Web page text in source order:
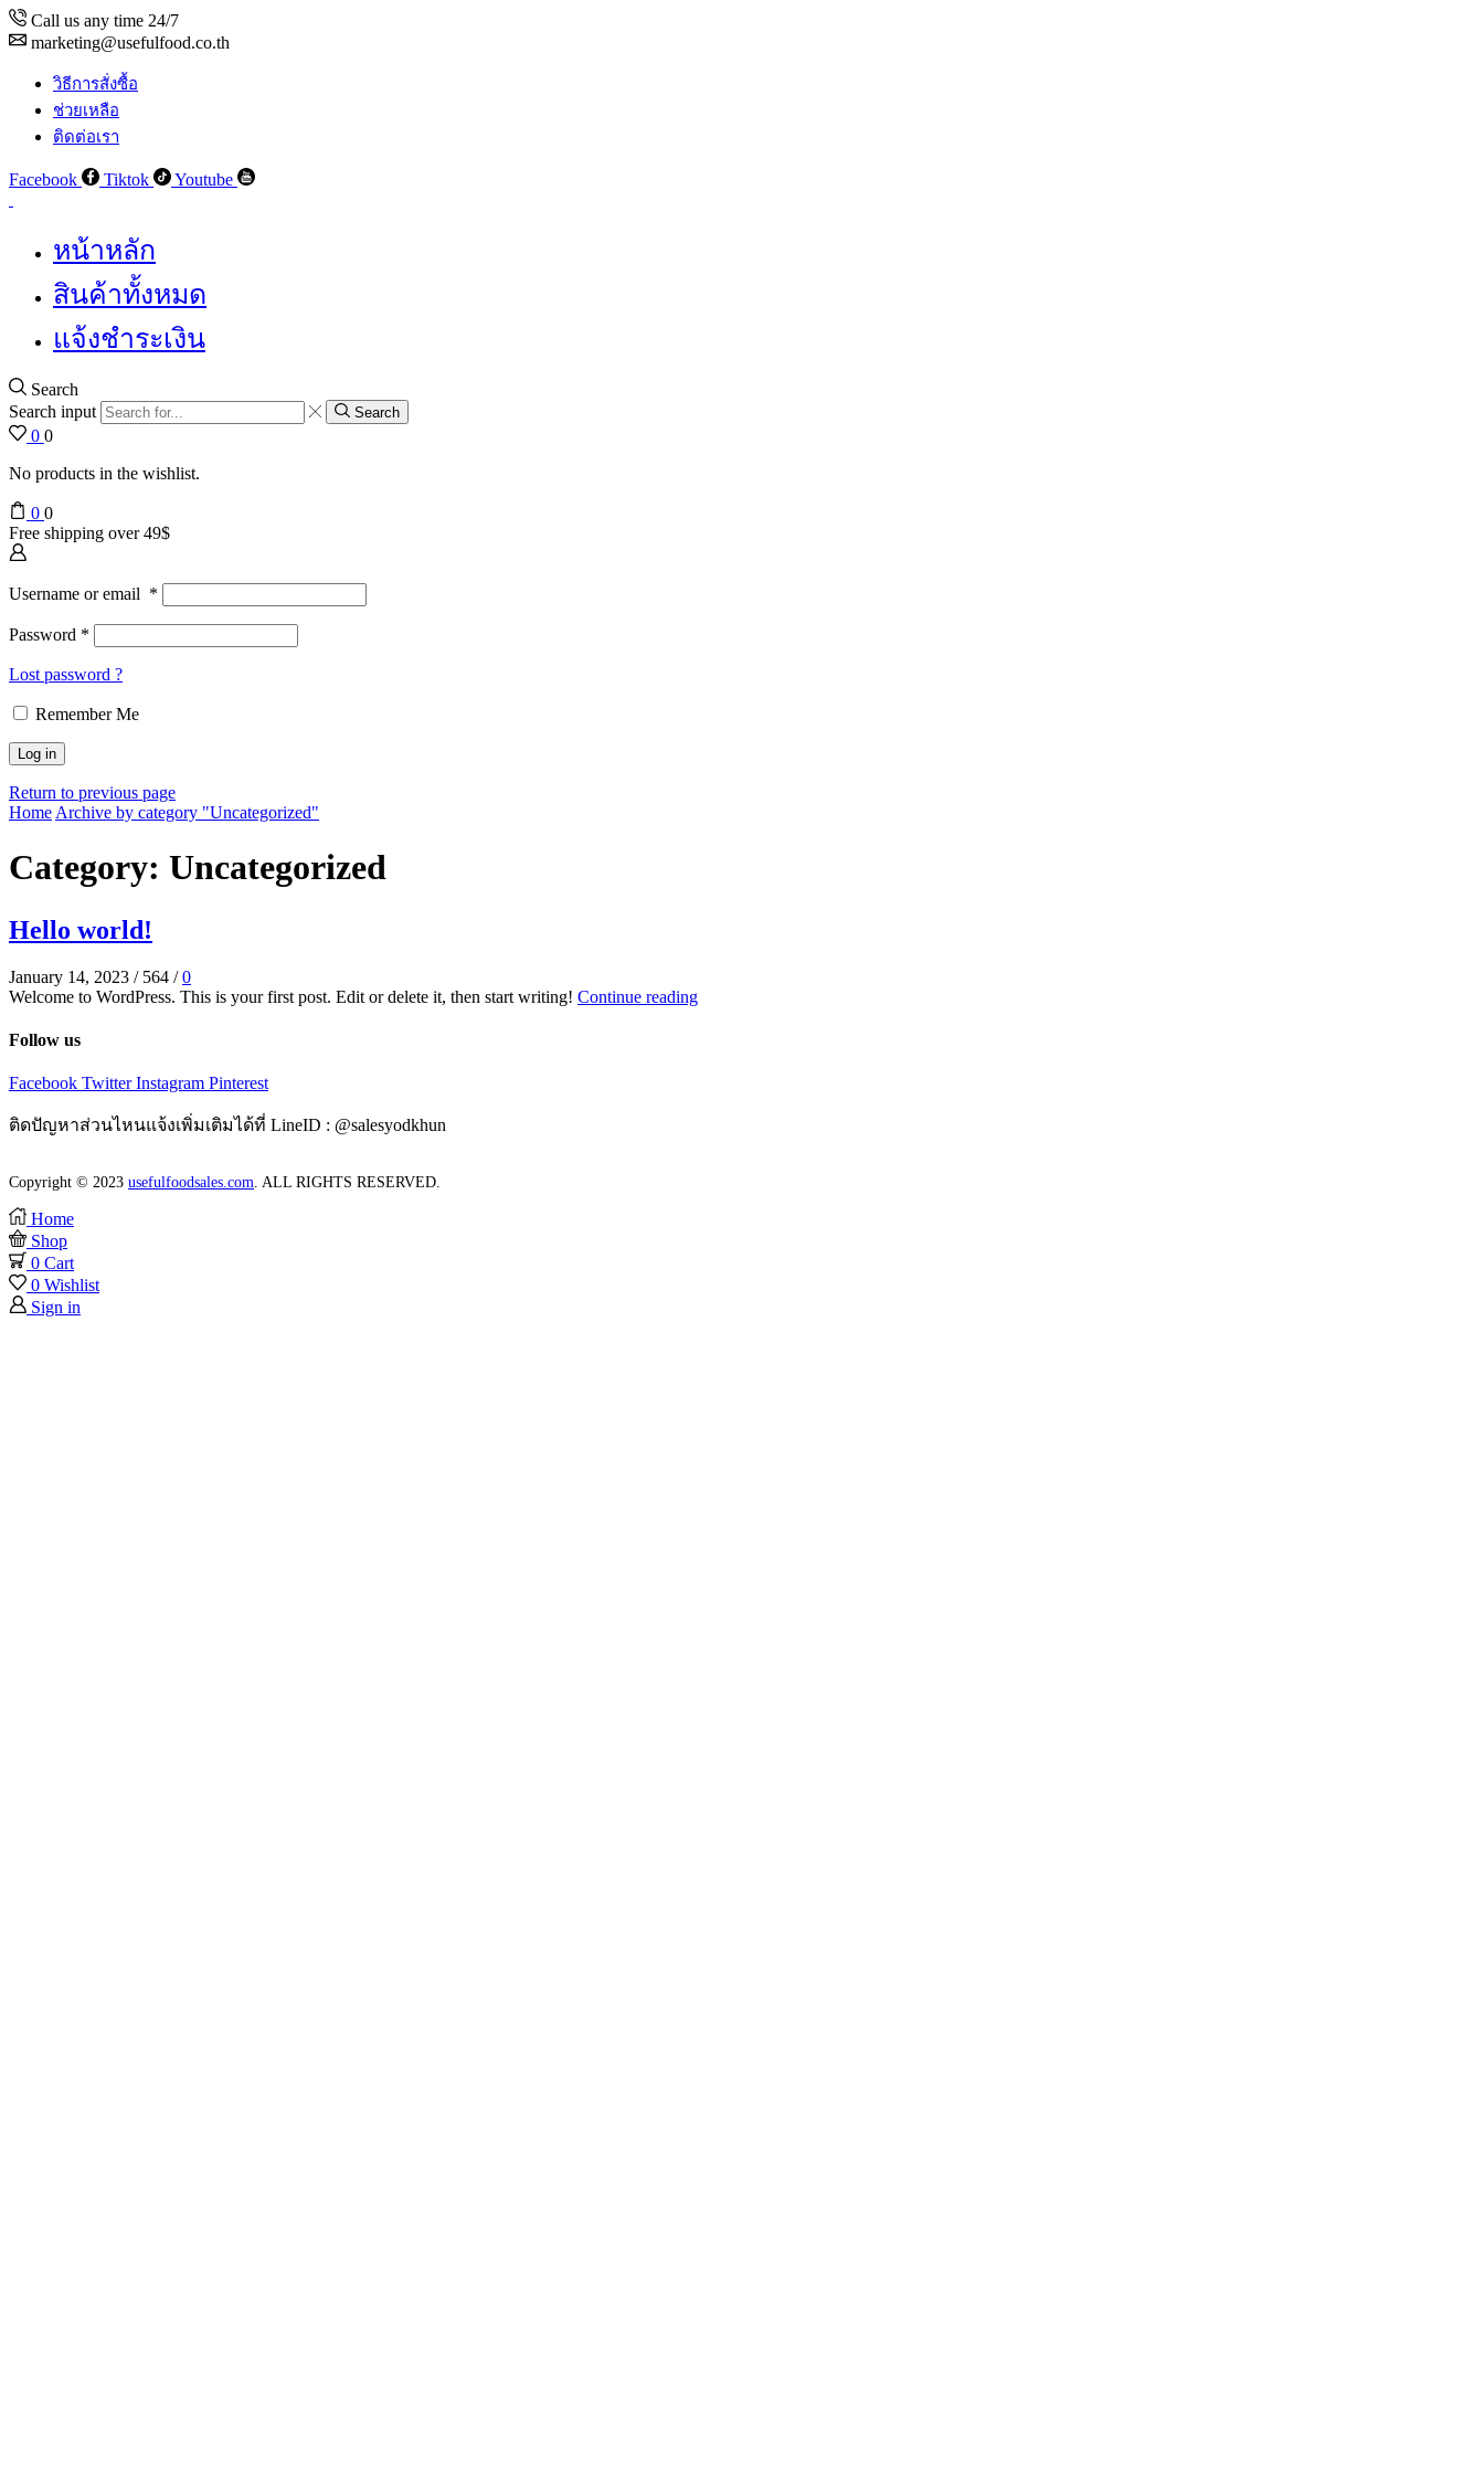
Call us any time 24/7
marketing@usefulfood.co.th
วิธีการสั่งซื้อ
ช่วยเหลือ
ติดต่อเรา
Facebook Tiktok Youtube
หน้าหลัก
สินค้าทั้งหมด
แจ้งชำระเงิน
Search
Search input
Search
0 0
No products in the wishlist.
0 0
Free shipping over 49$
Username or email *
Password *
Lost password ?
Remember Me
Log in
Return to previous page
Home Archive by category "Uncategorized"
Category: Uncategorized
Hello world!
January 14, 2023 / 564 / 0
Welcome to WordPress. This is your first post. Edit or delete it, then start writing! Continue reading
Follow us
Facebook Twitter Instagram Pinterest
ติดปัญหาส่วนไหนแจ้งเพิ่มเติมได้ที่ LineID : @salesyodkhun
Copyright © 2023 usefulfoodsales.com. ALL RIGHTS RESERVED.
Home
Shop
0 Cart
0 Wishlist
Sign in